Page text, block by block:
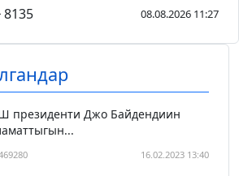
8135 08.08.2026 11:27
президенти Джо Байдендиин
16.02.2023 13:40